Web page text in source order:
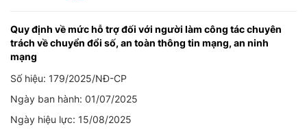
Quy định về mức hỗ trợ đối với người làm công tác chuyên
trách về chuyển đổi số, an toàn thông tin mạng, an ninh
mạng
Số hiệu: 179/2025/NĐ-CP
Ngày ban hành: 01/07/2025
Ngày hiệu lực: 15/08/2025